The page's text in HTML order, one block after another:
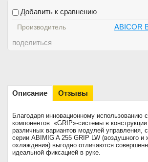
Добавить к сравнению
Производитель
ABICOR
поделиться
Описание Отзывы
Благодаря инновационному использованию
компонентов «GRIP»-системы в конструкции
различных вариантов модулей управления,
серии ABIMIG A 255 GRIP LW (воздушного и
охлаждения) выгодно отличаются
идеальной фиксацией в руке.